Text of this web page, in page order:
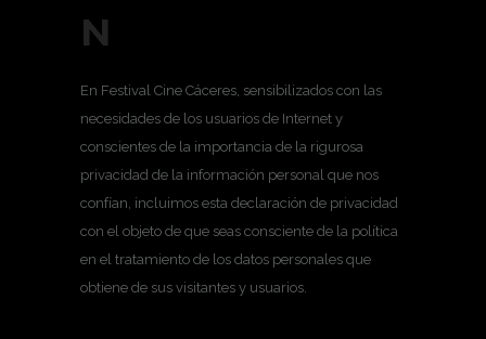
N
En Festival Cine Cáceres, sensibilizados con las
necesidades de los usuarios de Internet y
conscientes de la importancia de la rigurosa
privacidad de la información personal que nos
confían, incluimos esta declaración de privacidad
con el objeto de que seas consciente de la política
en el tratamiento de los datos personales que
obtiene de sus visitantes y usuarios.